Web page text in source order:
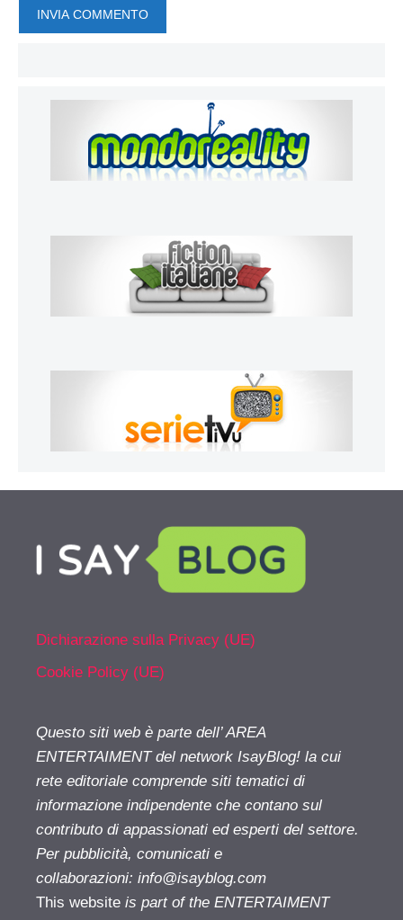
Dichiarazione sulla Privacy (UE)
Cookie Policy (UE)
Questo siti web è parte dell’ AREA
ENTERTAIMENT del network IsayBlog! la cui
rete editoriale comprende siti tematici di
informazione indipendente che contano sul
contributo di appassionati ed esperti del settore.
Per pubblicità, comunicati e
collaborazioni: info@isayblog.com
This website is part of the ENTERTAIMENT